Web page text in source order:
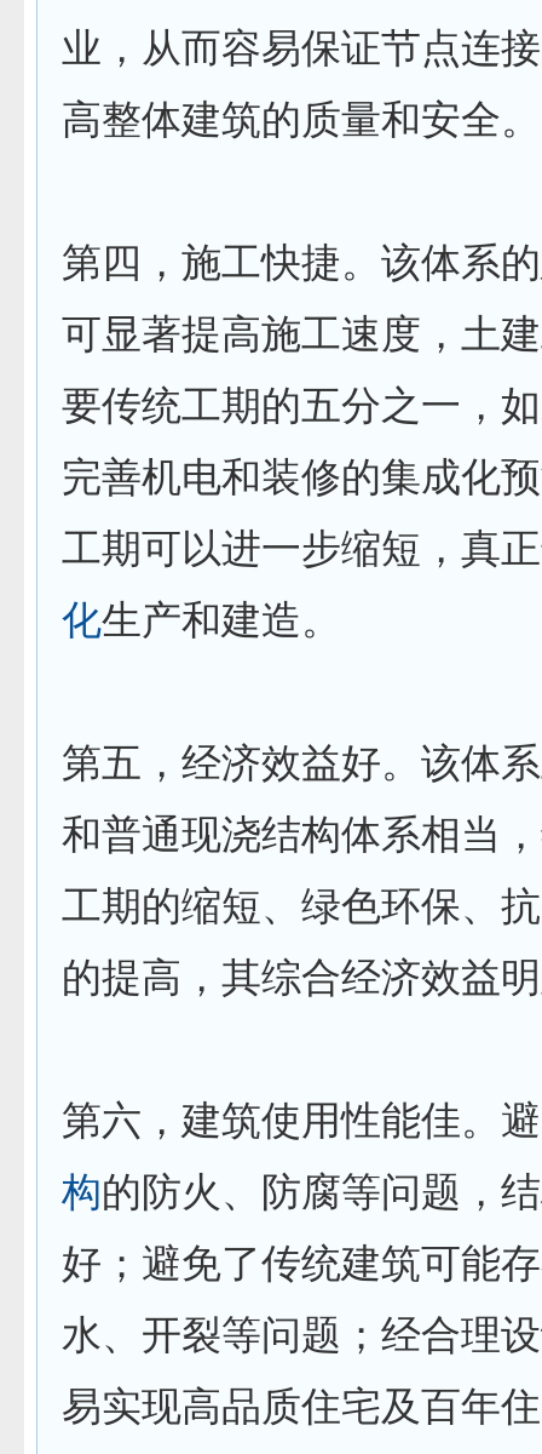
业，从而容易保证节点连
高整体建筑的质量和安全。
第四，施工快捷。该体系
可显著提高施工速度，土
要传统工期的五分之一，
完善机电和装修的集成化
工期可以进一步缩短，真
化生产和建造。
第五，经济效益好。该体
和普通现浇结构体系相当
工期的缩短、绿色环保、
的提高，其综合经济效益
第六，建筑使用性能佳。
构的防火、防腐等问题，
好；避免了传统建筑可能
水、开裂等问题；经合理
易实现高品质住宅及百年